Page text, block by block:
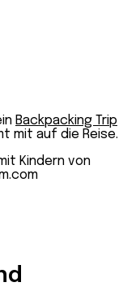
Backpacking Trip
mit auf die Reise.